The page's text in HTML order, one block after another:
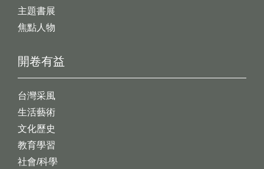
開卷有益
台灣采風
生活藝術
文化歷史
教育學習
社會/科學
主題書展
焦點人物